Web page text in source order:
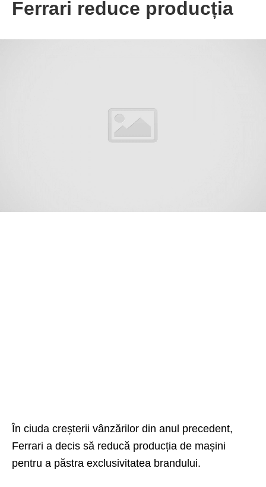
Ferrari reduce producția
În ciuda creșterii vânzărilor din anul precedent,
Ferrari a decis să reducă producția de mașini
pentru a păstra exclusivitatea brandului.